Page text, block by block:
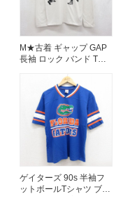
M★古着 ギャップ GAP
長袖 ロック バンド Tシ
供服 クルーネック ホワ
イト 26jul17
ゲイターズ 90s 半袖フ
ットボールTシャツ ブル